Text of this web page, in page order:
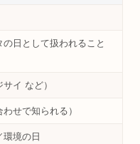
の日として扱われること
サイ など）
せで知られる）
境の日